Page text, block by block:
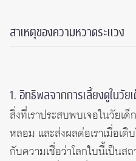
สาเหตุของความหวาดระแวง
1. อิทธิพลจากการเลี้ยงดูในวัย
สิ่งที่เราประสบพบเจอในวัยเ
หลอม และส่งผลต่อเราเมื่อเ
กับความเชื่อว่าโลกใบนี้เป็น